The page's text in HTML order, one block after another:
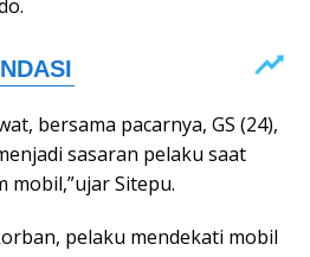
bersama pacarnya, GS (24),
sasaran pelaku saat
mobil,”ujar Sitepu.
pelaku mendekati mobil